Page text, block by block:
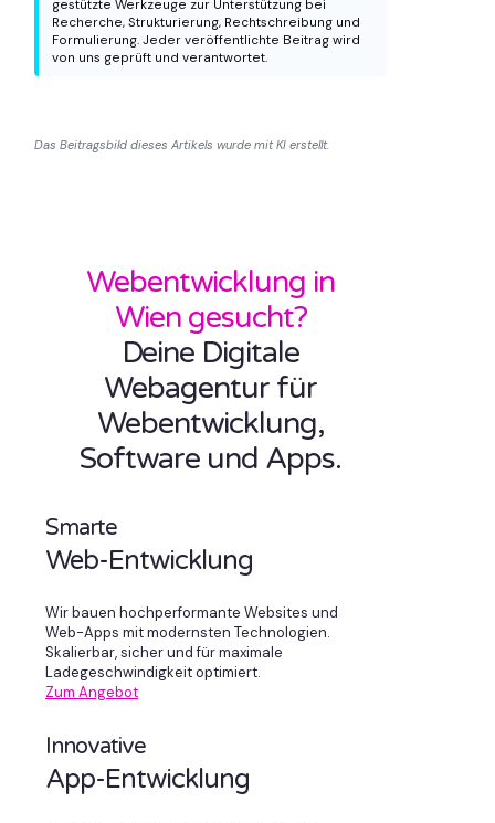
gestützte Werkzeuge zur Unterstützung bei
Recherche, Strukturierung, Rechtschreibung und
Formulierung. Jeder veröffentlichte Beitrag wird
von uns geprüft und verantwortet.
Das Beitragsbild dieses Artikels wurde mit KI erstellt.
Webentwicklung in
Wien gesucht?
Deine Digitale
Webagentur für
Webentwicklung,
Software und Apps.
Smarte
Web-Entwicklung
Wir bauen hochperformante Websites und
Web-Apps mit modernsten Technologien.
Skalierbar, sicher und für maximale
Ladegeschwindigkeit optimiert.
Zum Angebot
Innovative
App-Entwicklung